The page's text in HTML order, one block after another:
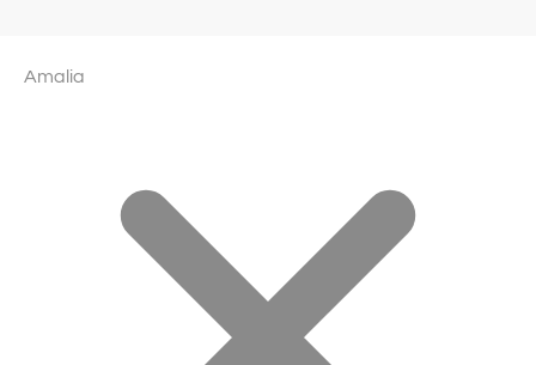
Amalia